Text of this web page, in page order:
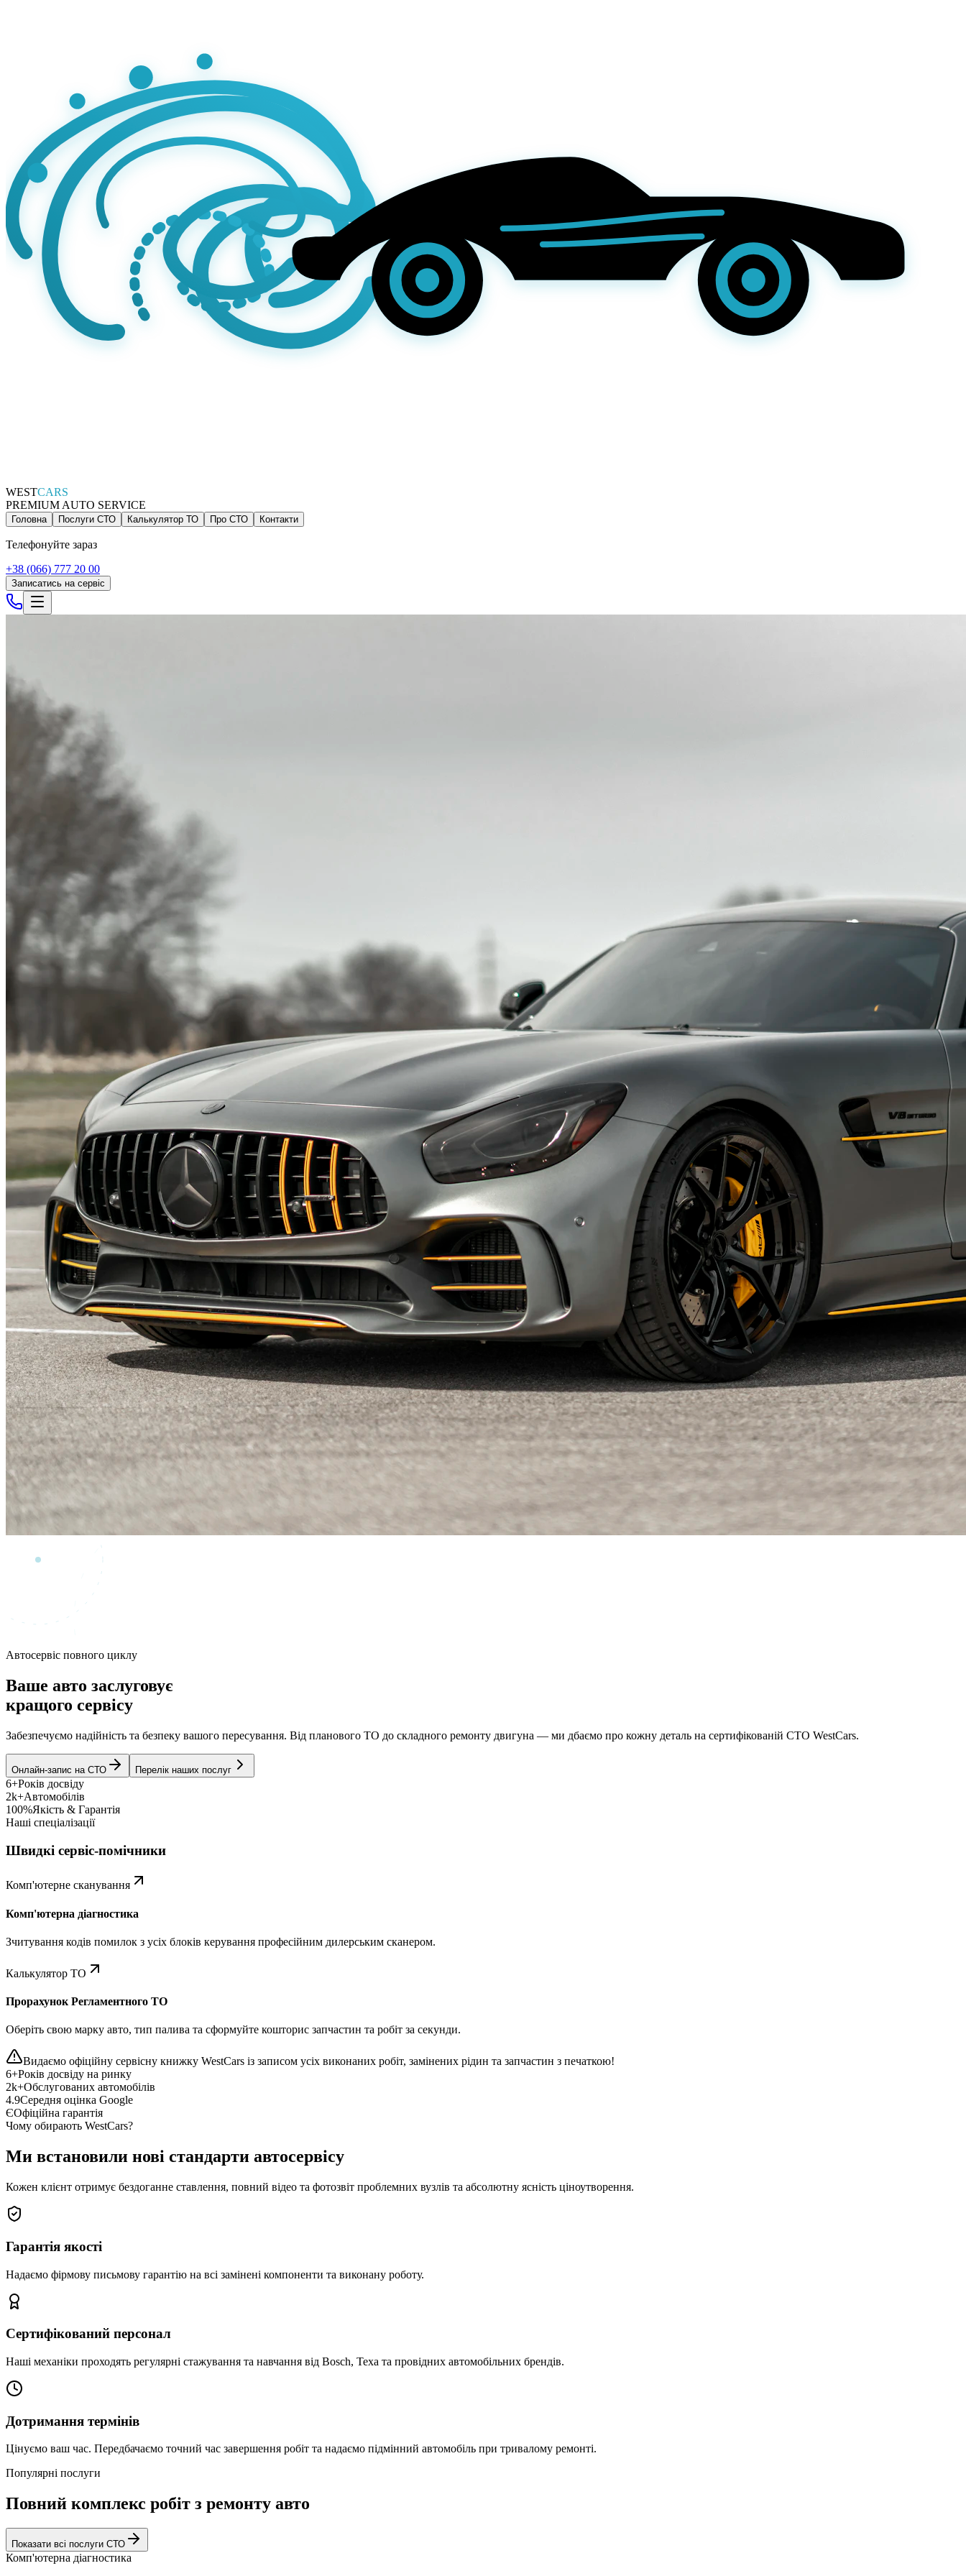
WESTCARS
PREMIUM AUTO SERVICE
Головна Послуги СТО Калькулятор ТО Про СТО Контакти
Телефонуйте зараз
+38 (066) 777 20 00
Записатись на сервіс
Автосервіс повного циклу
Ваше авто заслуговує
кращого сервісу
Забезпечуємо надійність та безпеку вашого пересування. Від планового ТО до складного ремонту двигуна — ми дбаємо про кожну деталь на сертифікованій СТО WestCars.
Онлайн-запис на СТО Перелік наших послуг
6+Років досвіду
2k+Автомобілів
100%Якість & Гарантія
Наші спеціалізації
Швидкі сервіс-помічники
Комп'ютерне сканування
Комп'ютерна діагностика
Зчитування кодів помилок з усіх блоків керування професійним дилерським сканером.
Калькулятор ТО
Прорахунок Регламентного ТО
Оберіть свою марку авто, тип палива та сформуйте кошторис запчастин та робіт за секунди.
Видаємо офіційну сервісну книжку WestCars із записом усіх виконаних робіт, замінених рідин та запчастин з печаткою!
6+Років досвіду на ринку
2k+Обслугованих автомобілів
4.9Середня оцінка Google
ЄОфіційна гарантія
Чому обирають WestCars?
Ми встановили нові стандарти автосервісу
Кожен клієнт отримує бездоганне ставлення, повний відео та фотозвіт проблемних вузлів та абсолютну ясність ціноутворення.
Гарантія якості
Надаємо фірмову письмову гарантію на всі замінені компоненти та виконану роботу.
Сертифікований персонал
Наші механіки проходять регулярні стажування та навчання від Bosch, Texa та провідних автомобільних брендів.
Дотримання термінів
Цінуємо ваш час. Передбачаємо точний час завершення робіт та надаємо підмінний автомобіль при тривалому ремонті.
Популярні послуги
Повний комплекс робіт з ремонту авто
Показати всі послуги СТО
Комп'ютерна діагностика